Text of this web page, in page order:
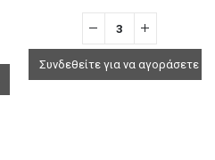
Συνδεθείτε για να αγοράσετε